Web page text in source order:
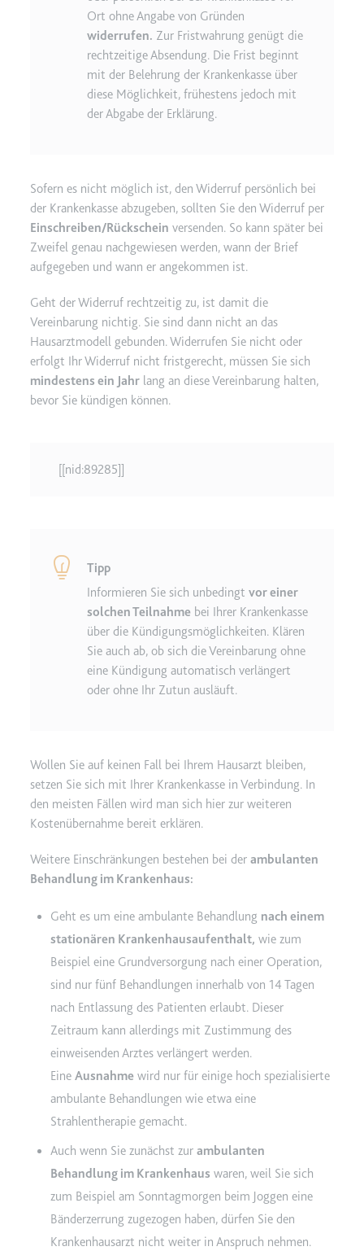
__Secure-ROLLOUT_TOKEN
Anbieter:
youtube.com
Wird verwendet, um die
Interaktion der Nutzer mit
eingebetteten Inhalten zu
verfolgen.
__Secure-YEC
Anbieter:
youtube.com
Zweck:
Speichert die
Benutzereinstellungen beim Abruf
eines auf anderen Webseiten
integrierten Youtube-Videos
Ablauf:
Sitzung
Typ:
HTTP-Cookie
Anbieter:
youtube.com
Ablauf:
HTTP-Cookie
LAST_RESULT_ENTRY_KEY
Anbieter:
youtube.com
Zweck:
Wird verwendet, um die
Ablauf:
Sitzung
Typ:
HTTP-Cookie
LogsDatabaseV2:V#||LogsRequestsStore
Anbieter:
youtube.com
Interaktion der Nutzer mit
eingebetteten Inhalten zu
verfolgen.
Ablauf:
Beständig
Typ:
IndexedDB
ServiceWorkerLogsDatabase#SWHealthLog
Anbieter:
youtube.com
Zweck:
Notwendig für die
Funktionalität von YouTube-
Videoinhalten auf der Website.
Ablauf:
Beständig
Typ:
IndexedDB
Ort ohne Angabe von Gründen
widerrufen. Zur Fristwahrung genügt die
rechtzeitige Absendung. Die Frist beginnt
mit der Belehrung der Krankenkasse über
diese Möglichkeit, frühestens jedoch mit
der Abgabe der Erklärung.
Sofern es nicht möglich ist, den Widerruf persönlich bei
der Krankenkasse abzugeben, sollten Sie den Widerruf per
Einschreiben/Rückschein versenden. So kann später bei
Zweifel genau nachgewiesen werden, wann der Brief
aufgegeben und wann er angekommen ist.
Geht der Widerruf rechtzeitig zu, ist damit die
Vereinbarung nichtig. Sie sind dann nicht an das
Hausarztmodell gebunden. Widerrufen Sie nicht oder
erfolgt Ihr Widerruf nicht fristgerecht, müssen Sie sich
mindestens ein Jahr lang an diese Vereinbarung halten,
bevor Sie kündigen können.
[[nid:89285]]
Tipp
Informieren Sie sich unbedingt vor einer
solchen Teilnahme bei Ihrer Krankenkasse
über die Kündigungsmöglichkeiten. Klären
Sie auch ab, ob sich die Vereinbarung ohne
eine Kündigung automatisch verlängert
oder ohne Ihr Zutun ausläuft.
Wollen Sie auf keinen Fall bei Ihrem Hausarzt bleiben,
setzen Sie sich mit Ihrer Krankenkasse in Verbindung. In
den meisten Fällen wird man sich hier zur weiteren
Kostenübernahme bereit erklären.
Weitere Einschränkungen bestehen bei der ambulanten
Behandlung im Krankenhaus:
Geht es um eine ambulante Behandlung nach einem
stationären Krankenhausaufenthalt, wie zum
Beispiel eine Grundversorgung nach einer Operation,
sind nur fünf Behandlungen innerhalb von 14 Tagen
nach Entlassung des Patienten erlaubt. Dieser
Zeitraum kann allerdings mit Zustimmung des
einweisenden Arztes verlängert werden.
Eine Ausnahme wird nur für einige hoch spezialisierte
ambulante Behandlungen wie etwa eine
Strahlentherapie gemacht.
Auch wenn Sie zunächst zur ambulanten
Behandlung im Krankenhaus waren, weil Sie sich
zum Beispiel am Sonntagmorgen beim Joggen eine
Bänderzerrung zugezogen haben, dürfen Sie den
Krankenhausarzt nicht weiter in Anspruch nehmen.